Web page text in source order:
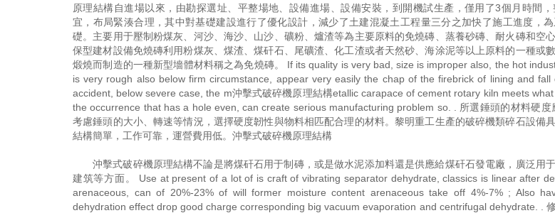
原理結構自進場以來，由勘探選址、平整場地、設備進場、設備安裝，到開機試生產，僅用了3個月時間
宜，布局緊湊合理，其中對基礎建設進行了優化設計，減少了土建混凝土工程量三分之加快了施工進度，
礎。主要用于壓制粉煤灰、河沙、海沙、山沙、礦粉、爐渣等為主要原料的免燒磚、蒸養砂磚、耐火磚和空
保型建材設備免燒磚利用粉煤灰、煤渣、煤矸石、尾礦渣、化工渣或者天然砂、海涂泥等以上原料的一種或
煅燒而制造的一種新型墻體材料稱之為免燒磚。 If its quality is very bad, size is improper also, the hot
is very rough also below firm circumstance, appear very easily the chap of the firebrick of lining and
accident, below severe case, the m沖擊式破碎機原理結構etallic carapace of cement rotary kiln meets
the occurrence that has a hole even, can create serious manufacturing problem so. . 所選錘頭的材料硬度
考慮錘頭的大小、轉速等情況，選擇硬度韌性與物料相匹配合理的材料。黎明重工生產的破碎機類碎石設備
結構簡單，工作可靠，運營費用低。沖擊式破碎機原理結構
沖擊式破碎機原理結構不論是將煤矸石用于制磚，或是做水泥添加料還是供應給煤矸石發電廠，廣泛用
建筑等方面。 Use at present of a lot of is craft of vibrating separator dehydrate, classics is linear after
arenaceous, can of 20%-23% of will former moisture content arenaceous take off 4%-7% ; Also
dehydration effect drop good charge corresponding big vacuum evaporation and centrifugal dehydrate. .